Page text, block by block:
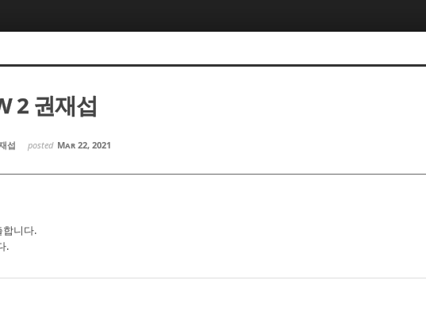
2 권재섭
섭 posted Mar 22, 2021
합니다.
.